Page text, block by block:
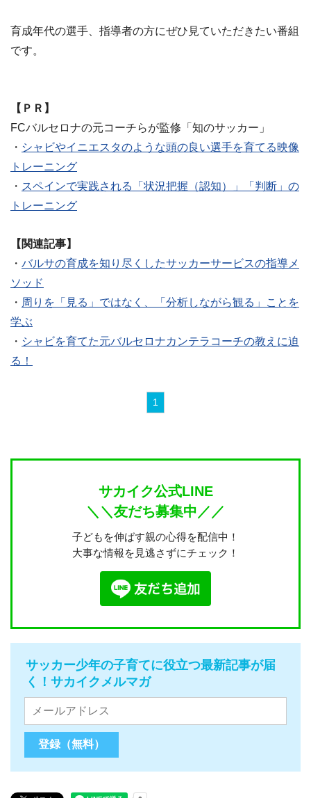
育成年代の選手、指導者の方にぜひ見ていただきたい番組
です。
【ＰＲ】
FCバルセロナの元コーチらが監修「知のサッカー」
・ シャビやイニエスタのような頭の良い選手を育てる映像
トレーニング
・ スペインで実践される「状況把握（認知）」「判断」の
トレーニング
【関連記事】
・ バルサの育成を知り尽くしたサッカーサービスの指導メ
ソッド
・ 周りを「見る」ではなく、「分析しながら観る」ことを
学ぶ
・ シャビを育てた元バルセロナカンテラコーチの教えに迫
る！
1
サカイク公式LINE
＼＼友だち募集中／／
子どもを伸ばす親の心得を配信中！
大事な情報を見逃さずにチェック！
サッカー少年の子育てに役立つ最新記事が届
く！サカイクメルマガ